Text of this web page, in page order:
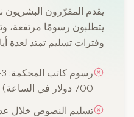
يقدم المقرّرون البشريون
يتطلبون رسومًا مرتفعة،
وفترات تسليم تمتد لعدة
700 دولار في الساعة)
تسليم النصوص خلال